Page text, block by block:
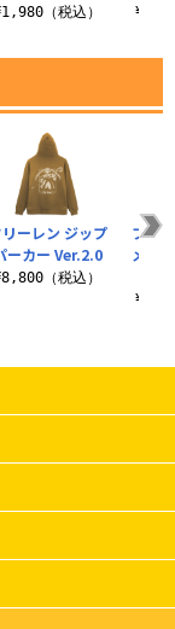
（税込）
リーレン ジップ
ーカー Ver.2.0
（税込）
フリ
メル